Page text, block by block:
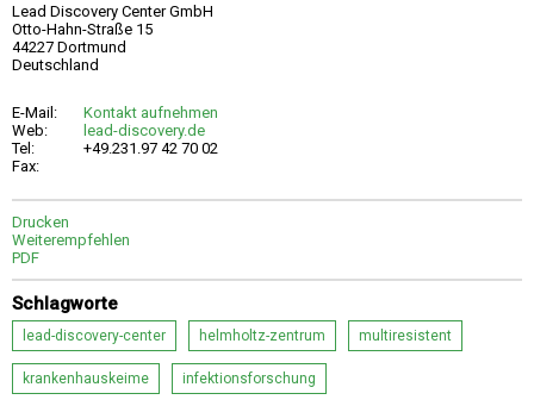
Lead Discovery Center GmbH
Otto-Hahn-Straße 15
44227 Dortmund
Deutschland
E-Mail:
Kontakt aufnehmen
Web:
lead-discovery.de
Tel:
+49.231.97 42 70 02
Fax:
Drucken
Weiterempfehlen
PDF
Schlagworte
lead-discovery-center helmholtz-zentrum multiresistent
krankenhauskeime infektionsforschung